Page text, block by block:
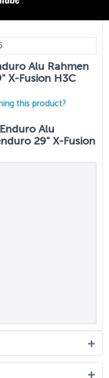
Alu Rahmen
X-Fusion H3C
this product?
Alu
29" X-Fusion